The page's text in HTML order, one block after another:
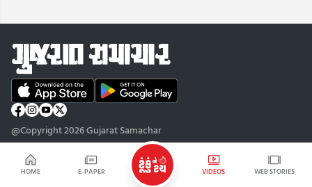
HOME E-PAPER VIDEOS WEB STORIES
@Copyright 2026 Gujarat Samachar